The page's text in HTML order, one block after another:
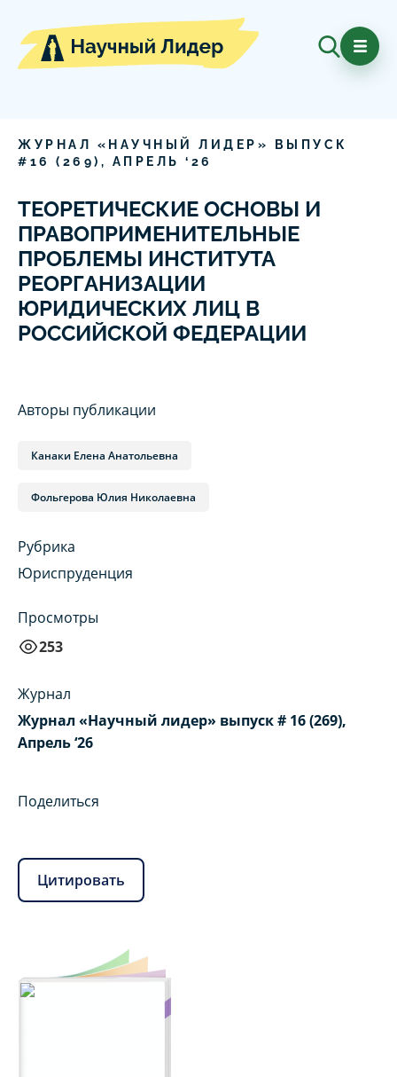
ЖУРНАЛ «НАУЧНЫЙ ЛИДЕР» ВЫПУСК
# 16 ( 269), АПРЕЛЬ ‘ 26
ТЕОРЕТИЧЕСКИЕ ОСНОВЫ И
ПРАВОПРИМЕНИТЕЛЬНЫЕ
ПРОБЛЕМЫ ИНСТИТУТА
РЕОРГАНИЗАЦИИ
ЮРИДИЧЕСКИХ ЛИЦ В
РОССИЙСКОЙ ФЕДЕРАЦИИ
Авторы публикации
Канаки Елена Анатольевна
Фольгерова Юлия Николаевна
Рубрика
Юриспруденция
Просмотры
253
Журнал
Журнал «Научный лидер» выпуск # 16 (269),
Апрель ‘26
Поделиться
Цитировать